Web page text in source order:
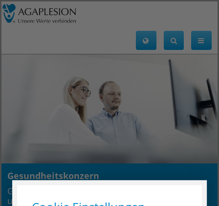
Gesundheitskonzern
Gesundheitsdienstleister für alle Generationen
und Lebensphasen